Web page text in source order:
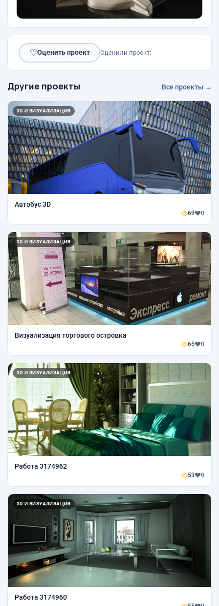
♡Оценить проект Оценили проект:
Другие проекты Все проекты →
3D И ВИЗУАЛИЗАЦИЯ
Автобус 3D
69 0
3D И ВИЗУАЛИЗАЦИЯ
Визуализация торгового островка
65 0
3D И ВИЗУАЛИЗАЦИЯ
Работа 3174962
53 0
3D И ВИЗУАЛИЗАЦИЯ
Работа 3174960